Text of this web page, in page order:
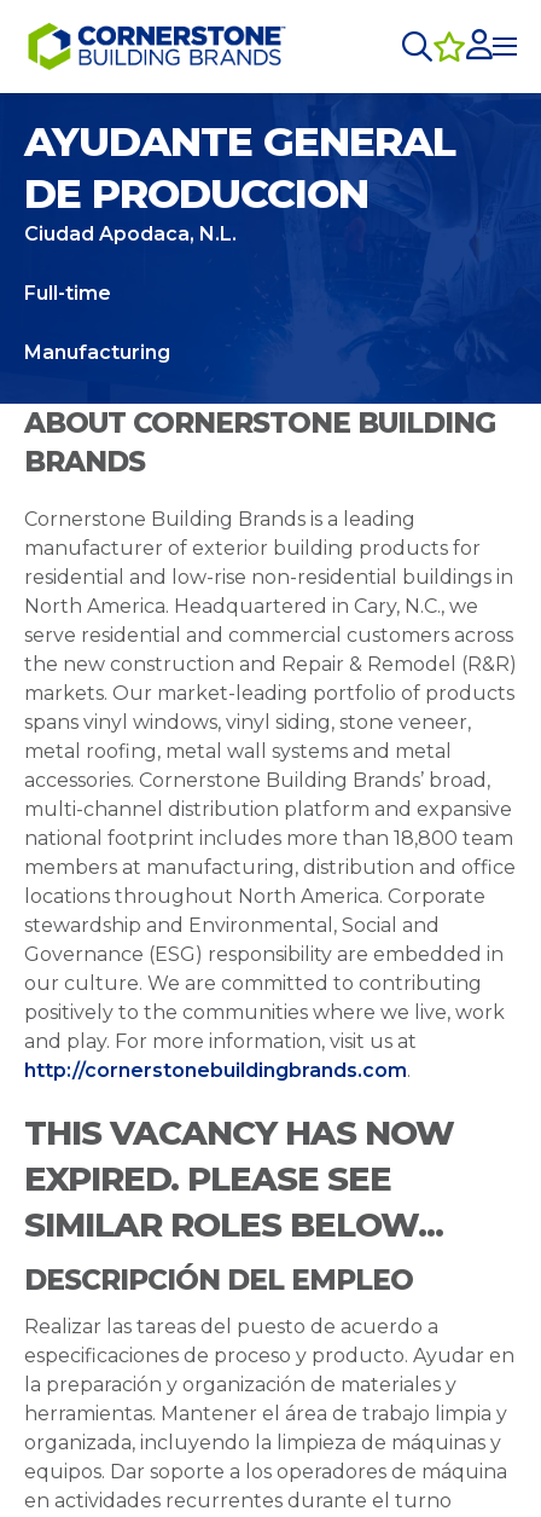
AYUDANTE GENERAL
DE PRODUCCION
Ciudad Apodaca, N.L.
Full-time
Manufacturing
ABOUT CORNERSTONE BUILDING
BRANDS
Cornerstone Building Brands is a leading
manufacturer of exterior building products for
residential and low-rise non-residential buildings in
North America. Headquartered in Cary, N.C., we
serve residential and commercial customers across
the new construction and Repair & Remodel (R&R)
markets. Our market-leading portfolio of products
spans vinyl windows, vinyl siding, stone veneer,
metal roofing, metal wall systems and metal
accessories. Cornerstone Building Brands’ broad,
multi-channel distribution platform and expansive
national footprint includes more than 18,800 team
members at manufacturing, distribution and office
locations throughout North America. Corporate
stewardship and Environmental, Social and
Governance (ESG) responsibility are embedded in
our culture. We are committed to contributing
positively to the communities where we live, work
and play. For more information, visit us at
http://cornerstonebuildingbrands.com.
THIS VACANCY HAS NOW
EXPIRED. PLEASE SEE
SIMILAR ROLES BELOW...
DESCRIPCIÓN DEL EMPLEO
Realizar las tareas del puesto de acuerdo a
especificaciones de proceso y producto. Ayudar en
la preparación y organización de materiales y
herramientas. Mantener el área de trabajo limpia y
organizada, incluyendo la limpieza de máquinas y
equipos. Dar soporte a los operadores de máquina
en actividades recurrentes durante el turno